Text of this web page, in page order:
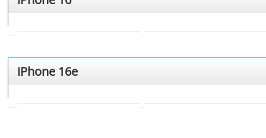
iPhone 16e